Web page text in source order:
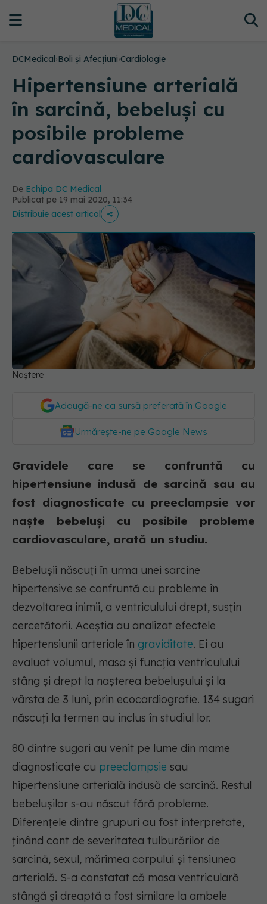
DCMedical›Boli și Afecțiuni›Cardiologie
Hipertensiune arterială
în sarcină, bebeluși cu
posibile probleme
cardiovasculare
De Echipa DC Medical
Publicat pe 19 mai 2020, 11:34
Distribuie acest articol
Naștere
Adaugă-ne ca sursă preferată în Google
Urmărește-ne pe Google News
Gravidele care se confruntă cu
hipertensiune indusă de sarcină sau au
fost diagnosticate cu preeclampsie vor
naște bebeluși cu posibile probleme
cardiovasculare, arată un studiu.
Bebelușii născuți în urma unei sarcine
hipertensive se confruntă cu probleme în
dezvoltarea inimii, a ventriculului drept, susțin
cercetătorii. Aceștia au analizat efectele
hipertensiunii arteriale în graviditate. Ei au
evaluat volumul, masa și funcția ventriculului
stâng și drept la nașterea bebelușului și la
vârsta de 3 luni, prin ecocardiografie. 134 sugari
născuți la termen au inclus în studiul lor.
80 dintre sugari au venit pe lume din mame
diagnosticate cu preeclampsie sau
hipertensiune arterială indusă de sarcină. Restul
bebelușilor s-au născut fără probleme.
Diferențele dintre grupuri au fost interpretate,
ținând cont de severitatea tulburărilor de
sarcină, sexul, mărimea corpului și tensiunea
arterială. S-a constatat că masa ventriculară
stângă și dreaptă a fost similare la ambele